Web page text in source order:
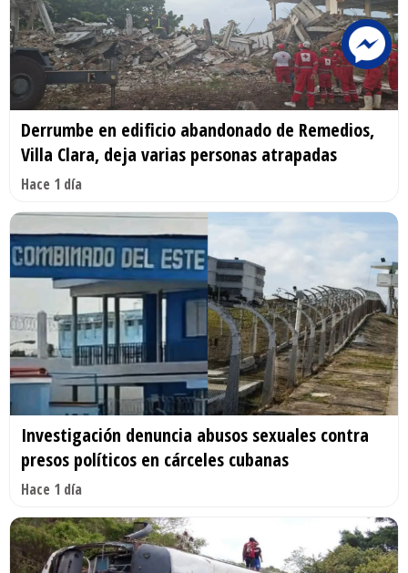
Derrumbe en edificio abandonado de Remedios,
Villa Clara, deja varias personas atrapadas
Hace 1 día
Investigación denuncia abusos sexuales contra
presos políticos en cárceles cubanas
Hace 1 día